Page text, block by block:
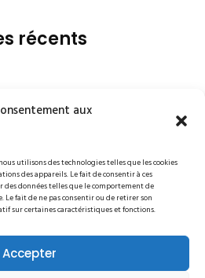
aux
utilisons des technologies telles que les cookies
des appareils. Le fait de consentir à ces
données telles que le comportement de
Le fait de ne pas consentir ou de retirer son
sur certaines caractéristiques et fonctions.
Accepter
récents
droits réservés 2024